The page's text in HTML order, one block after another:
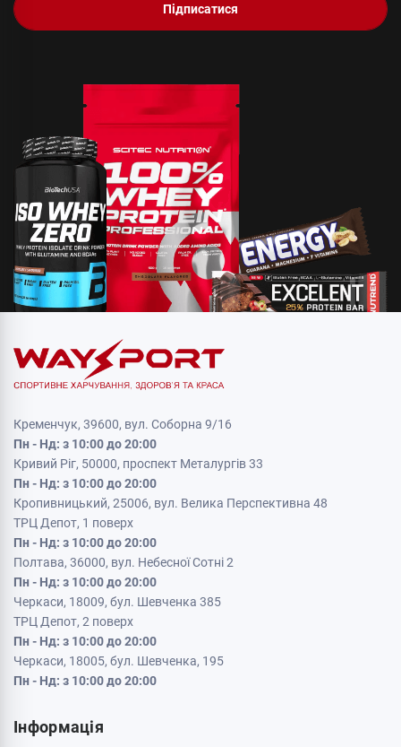
Підписатися
Кременчук, 39600, вул. Соборна 9/16
Пн - Нд: з 10:00 до 20:00
Кривий Ріг, 50000, проспект Металургів 33
Пн - Нд: з 10:00 до 20:00
Кропивницький, 25006, вул. Велика Перспективна 48
ТРЦ Депот, 1 поверх
Пн - Нд: з 10:00 до 20:00
Полтава, 36000, вул. Небесної Сотні 2
Пн - Нд: з 10:00 до 20:00
Черкаси, 18009, бул. Шевченка 385
ТРЦ Депот, 2 поверх
Пн - Нд: з 10:00 до 20:00
Черкаси, 18005, бул. Шевченка, 195
Пн - Нд: з 10:00 до 20:00
Інформація